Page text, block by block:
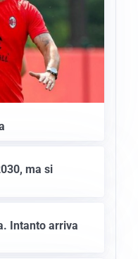
ma si
Intanto arriva